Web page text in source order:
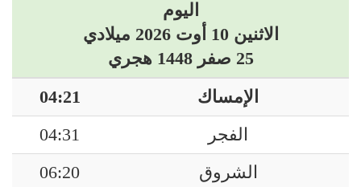
اليوم
الاثنين 10 أوت 2026 ميلادي
25 صفر 1448 هجري
الإمساك
04:21
الفجر
04:31
الشروق
06:20